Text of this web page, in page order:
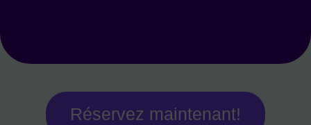
Réservez maintenant!